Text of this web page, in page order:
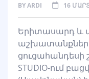
BYARDI 16
Երիտասարդ և
ցուցահանդեսի
STUDIO-ում